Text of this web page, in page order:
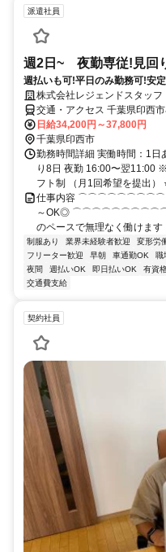
派遣社員
週2日~ 夜勤専従!見回
週払いも可!平日のみ勤務可!安
株式会社レジェンドスタッフ
交通・アクセス 千葉県印西
日給34,200円～37,800円
千葉県印西市
勤務時間詳細 実働時間：1日
り8日 夜勤 16:00〜翌11:00
フト制 （月1回希望を提出）
仕事内容
～OK◎ ⌒⌒⌒⌒⌒⌒⌒⌒⌒⌒⌒⌒
のペースで無理なく働けま
制服あり 業界未経験者歓迎 変形労
フリーター歓迎
早朝 車通勤OK 職
夜間
週払いOK 即日払いOK 有資
交通費支給
契約社員